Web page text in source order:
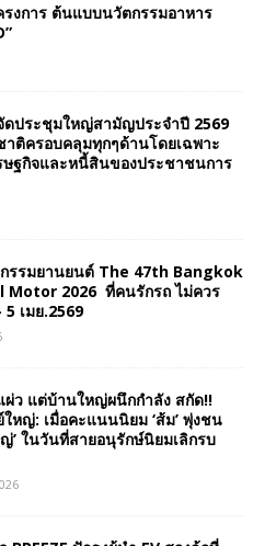
รงการ ต้นแบบนวัตกรรมอาหาร
ประชุมใหญ่สามัญประจำปี 2569
ติครอบคลุมทุกๆด้านโดยเฉพาะ
ฐกิจและหนี้สินของประชาชนการ
รรมยานยนต์ The 47th Bangkok
2026 ที่คนรักรถ ไม่ควร
เมย.2569
ว แต่บ้านใหญ่ผนึกกำลัง สกัด!!
ใหญ่: เมื่อคะแนนนิยม ‘ส้ม’ พุ่งชน
’ ในวันที่สายอนุรักษ์นิยมเลิกรบ